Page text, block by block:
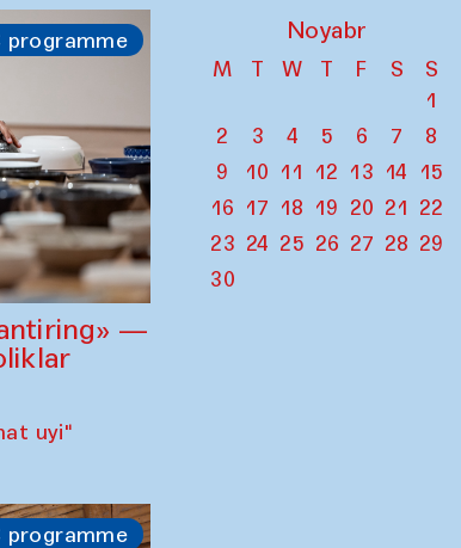
programme
—
uyi"
programme
Noyabr
M T W T F S
S
1
2
3 4 5 6 7
8
9
10 11 12 13 14
15
16 17 18 19 20 21 22
23 24 25 26 27 28 29
30